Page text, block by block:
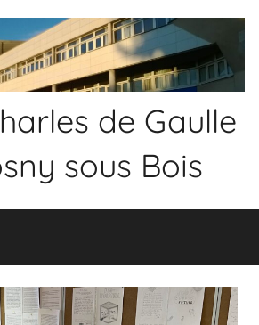
de Gaulle
sous Bois